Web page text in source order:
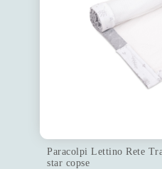
Paracolpi Lettino Rete
star copse